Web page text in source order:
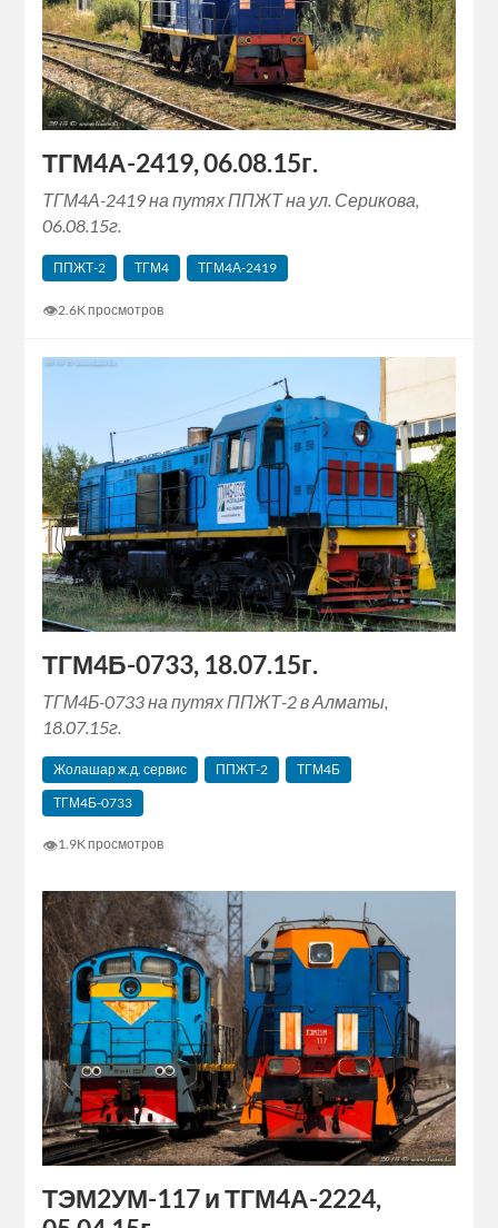
ТГМ4А-2419, 06.08.15г.
ТГМ4А-2419 на путях ППЖТ на ул. Серикова,
06.08.15г.
ППЖТ-2 ТГМ4 ТГМ4А-2419
👁2.6K просмотров
ТГМ4Б-0733, 18.07.15г.
ТГМ4Б-0733 на путях ППЖТ-2 в Алматы,
18.07.15г.
Жолашар ж.д. сервис ППЖТ-2
ТГМ4Б
ТГМ4Б-0733
👁1.9K просмотров
ТЭМ2УМ-117 и ТГМ4А-2224,